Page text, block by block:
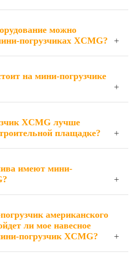
можно
погрузчиках XCMG?
на мини-погрузчике
XCMG лучше
плащадке?
имеют мини-
американского
ли мое навесное
погрузчик XCMG?